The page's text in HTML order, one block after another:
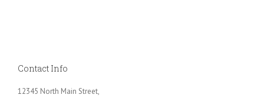
Contact Info
12345 North Main Street,